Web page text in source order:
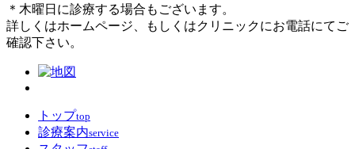
＊ 木曜日に診療する場合もございます。
詳しくはホームページ、もしくはクリニックにお電話にてご
確認下さい。
トップtop
診療案内service